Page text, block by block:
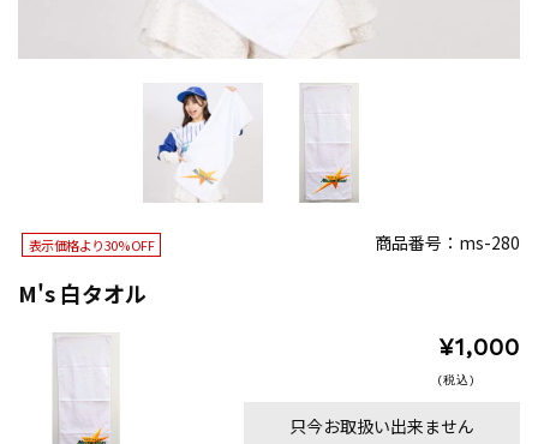
表示価格より30% OFF 商品番号：ms-280
M's 白タオル
¥1,000
(税込)
只今お取扱い出来ません